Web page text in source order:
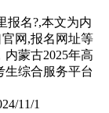
报名?,本文为内
网,报名网址等
蒙古2025年高
生综合服务平台
11/1